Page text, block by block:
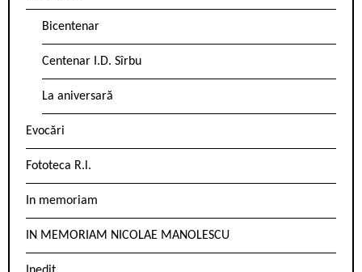
Bicentenar
Centenar I.D. Sîrbu
La aniversară
Evocări
Fototeca R.l.
In memoriam
IN MEMORIAM NICOLAE MANOLESCU